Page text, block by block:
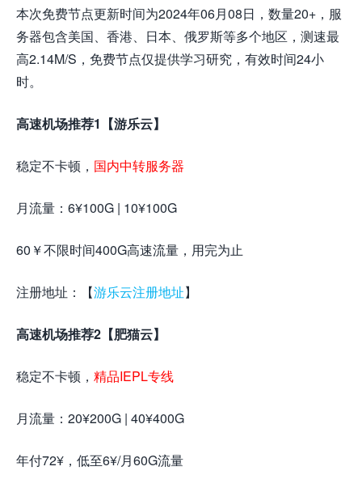
本次免费节点更新时间为2024年06月08日，数量20+，服
务器包含美国、香港、日本、俄罗斯等多个地区，测速最
高2.14M/S，免费节点仅提供学习研究，有效时间24小
时。
高速机场推荐1【游乐云】
稳定不卡顿， 国内中转服务器
月流量：6¥100G | 10¥100G
60￥不限时间400G高速流量，用完为止
注册地址：【游乐云注册地址】
高速机场推荐2【肥猫云】
稳定不卡顿， 精品IEPL专线
月流量：20¥200G | 40¥400G
年付72¥，低至6¥/月60G流量